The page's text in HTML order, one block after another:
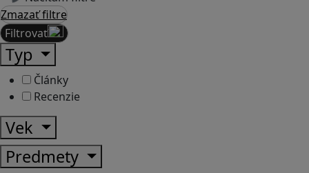
Zmazať filtre
Filtrovať
Typ
Články
Recenzie
Vek
Predmety